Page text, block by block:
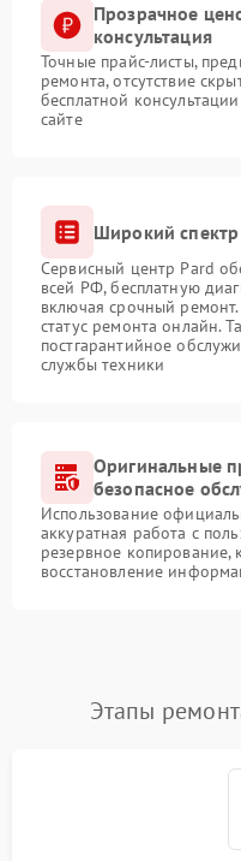
Прозрачное
консультация
Точные прайс-листы,
ремонта, отсутствие
бесплатной
сайте
Широкий спектр
Сервисный центр Pard
всей РФ, бесплатную
включая срочный
статус ремонта онлайн.
постгарантийное
службы техники
Оригинальные
безопасное
Использование
аккуратная работа с
резервное копирование,
восстановление
Этапы